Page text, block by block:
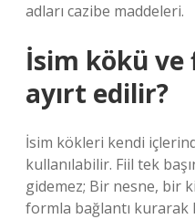
adları cazibe maddeleri.
İsim kökü ve
ayırt edilir?
İsim kökleri kendi
kullanılabilir. Fiil tek
gidemez; Bir nesne, bir
formla bağlantı kurarak